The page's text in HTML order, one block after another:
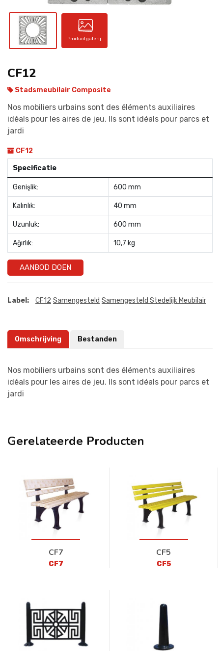
Productgalerij
CF12
Stadsmeubilair Composite
Nos mobiliers urbains sont des éléments auxiliaires
idéals pour les aires de jeu. Ils sont idéals pour parcs et
jardi
CF12
Specificatie
Genişlik: 600 mm
Kalınlık: 40 mm
Uzunluk: 600 mm
Ağırlık: 10,7 kg
AANBOD DOEN
Label: CF12 Samengesteld Samengesteld Stedelijk Meubilair
Omschrijving Bestanden
Nos mobiliers urbains sont des éléments auxiliaires
idéals pour les aires de jeu. Ils sont idéals pour parcs et
jardi
Gerelateerde Producten
CF7
CF7
CF5
CF5